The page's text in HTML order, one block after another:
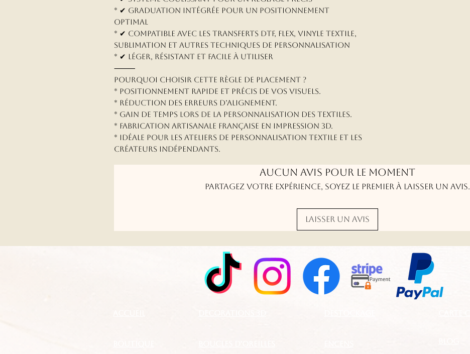
* ✔ Graduation intégrée pour un positionnement
optimal
* ✔ Compatible avec les transferts DTF, flex, vinyle textile,
sublimation et autres techniques de personnalisation
* ✔ Léger, résistant et facile à utiliser
⸻
Pourquoi choisir cette règle de placement ?
* Positionnement rapide et précis de vos visuels.
* Réduction des erreurs d’alignement.
* Gain de temps lors de la personnalisation des textiles.
* Fabrication artisanale française en impression 3D.
* Idéale pour les ateliers de personnalisation textile et les
créateurs indépendants.
Aucun avis pour le moment
Partagez votre expérience, soyez le premier à laisser un avis.
Laisser un avis